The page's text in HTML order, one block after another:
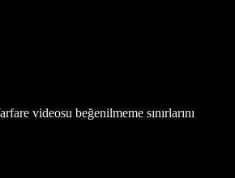
videosu beğenilmeme sınırlarını